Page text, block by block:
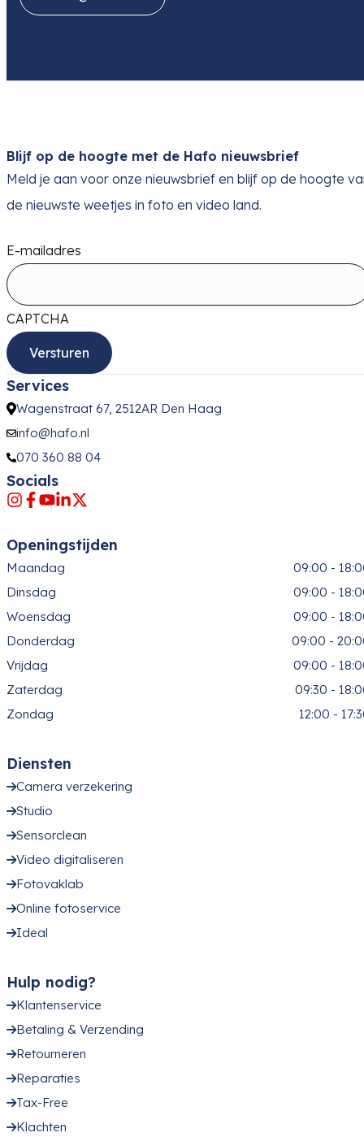
Blijf op de hoogte met de Hafo nieuwsbrief
Meld je aan voor onze nieuwsbrief en blijf op de hoogte
de nieuwste weetjes in foto en video land.
E-mailadres
CAPTCHA
Services
Wagenstraat 67, 2512AR Den Haag
info@hafo.nl
070 360 88 04
Socials
Openingstijden
Maandag
09:00 -
Dinsdag
09:00 -
Woensdag
09:00 -
Donderdag
09:00 -
Vrijdag
09:00 -
Zaterdag
09:30 -
Zondag
12:00 -
Diensten
Camera verzekering
Studio
Sensorclean
Video digitaliseren
Fotovaklab
Online fotoservice
Ideal
Hulp nodig?
Klantenservice
Betaling & Verzending
Retourneren
Reparaties
Tax-Free
Klachten